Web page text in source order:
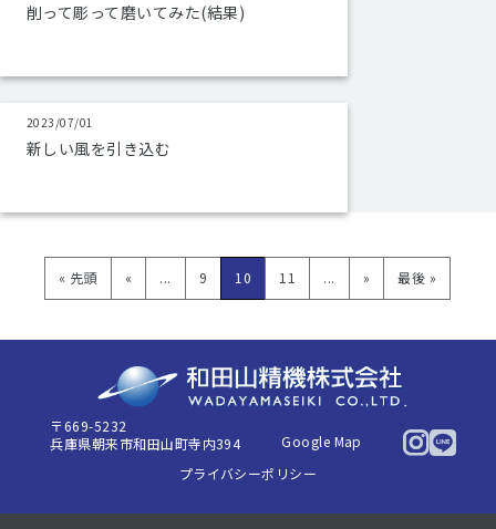
削って彫って磨いてみた(結果)
2023/07/01
新しい風を引き込む
« 先頭 « ... 9 10 11 ... » 最後 »
〒669-5232
兵庫県朝来市和田山町寺内394
Google Map
プライバシーポリシー